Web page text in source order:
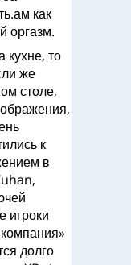
как
оргазм.
кухне, то
же
столе,
к
в
игроки
долго